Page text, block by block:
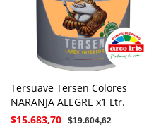
Tersuave Tersen Colores
NARANJA ALEGRE x1 Ltr.
$15.683,70
$19.604,62